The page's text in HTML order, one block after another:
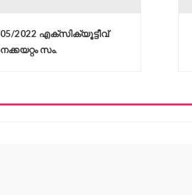
05/2022 എക്‌സിക്യൂട്ടീവ്
സം.